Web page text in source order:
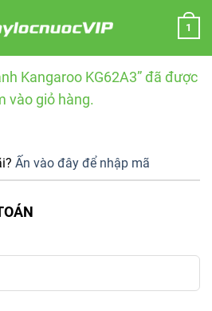
1
Kangaroo KG62A3” đã được
vào giỏ hàng.
Ấn vào đây để nhập mã